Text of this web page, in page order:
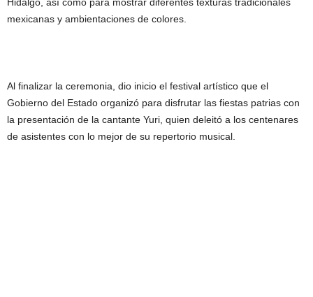
mexicanas y ambientaciones de colores.
Al finalizar la ceremonia, dio inicio el festival artístico que el
Gobierno del Estado organizó para disfrutar las fiestas patrias con
la presentación de la cantante Yuri, quien deleitó a los centenares
de asistentes con lo mejor de su repertorio musical.